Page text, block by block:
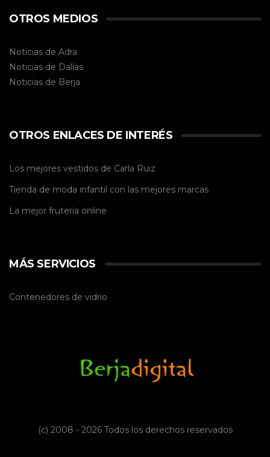
OTROS MEDIOS
Noticias de Adra
Noticias de Dalías
Noticias de Berja
OTROS ENLACES DE INTERÉS
Los mejores vestidos de Carla Ruiz
Tienda de moda infantil con las mejores marcas
La mejor fruteria online
MÁS SERVICIOS
Contenedores de vidrio
(c) 2008 - 2026 Todos los derechos reservados